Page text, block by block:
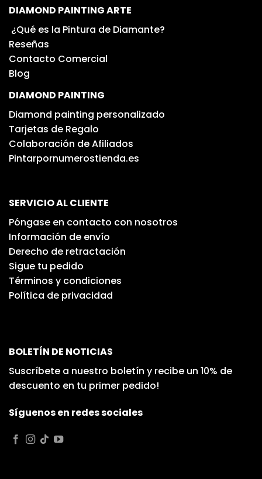
DIAMOND PAINTING ARTE
¿Qué es la Pintura de Diamante?
Reseñas
Contacto Comercial
Blog
DIAMOND PAINTING
Diamond painting personalizado
Tarjetas de Regalo
Colaboración de Afiliados
Pintarpornumerostienda.es
SERVICIO AL CLIENTE
Póngase en contacto con nosotros
Información de envío
Derecho de retractación
Sigue tu pedido
Términos y condiciones
Política de privacidad
BOLETÍN DE NOTICIAS
Suscríbete a nuestro boletín y recibe un 10% de
descuento en tu primer pedido!
Síguenos en redes sociales